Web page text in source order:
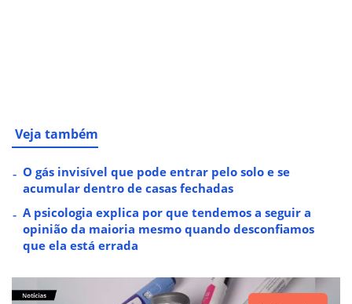
Veja também
O gás invisível que pode entrar pelo solo e se
acumular dentro de casas fechadas
A psicologia explica por que tendemos a seguir a
opinião da maioria mesmo quando desconfiamos
que ela está errada